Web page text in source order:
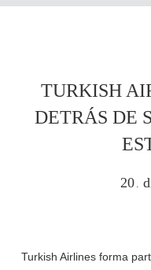
TURKISH
DETRÁS DE
20 .
Turkish Airlines forma